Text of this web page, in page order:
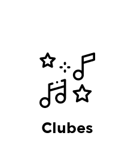
Clubes